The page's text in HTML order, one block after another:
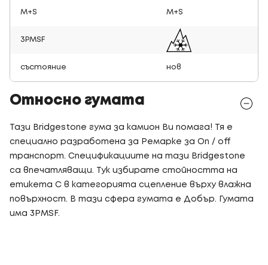
M+S M+S
3PMSF
състояние нов
Относно гумата
Тази Bridgestone гума за камион Ви помага! Тя е
специално разработена за Ремарке за On / off
транспорт. Спецификациите на тази Bridgestone
са впечатляващи. Тук избирате стойността на
етикета C в категорията сцепление върху влажна
повърхност. В тази сфера гумата е Добър. Гумата
има 3PMSF.